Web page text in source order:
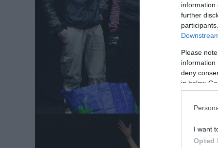
information
further
Please
information
deny
in below
I want
Opted